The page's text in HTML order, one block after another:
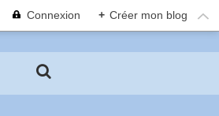
Connexion + Créer mon blog